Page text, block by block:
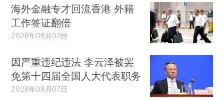
海外金融专才回流香港 外籍
工作签证翻倍
2026年08月07日
因严重违纪违法 李云泽被罢
免第十四届全国人大代表职务
2026年08月07日